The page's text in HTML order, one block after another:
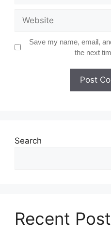
Save my name, email,
the next
Search
Recent